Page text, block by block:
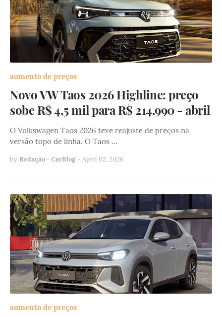
aumento de preços
Novo VW Taos 2026 Highline: preço
sobe R$ 4,5 mil para R$ 214.990 - abril
O Volkswagen Taos 2026 teve reajuste de preços na
versão topo de linha. O Taos …
by Redação - CarBlog - April 02, 2026
aumento de preços